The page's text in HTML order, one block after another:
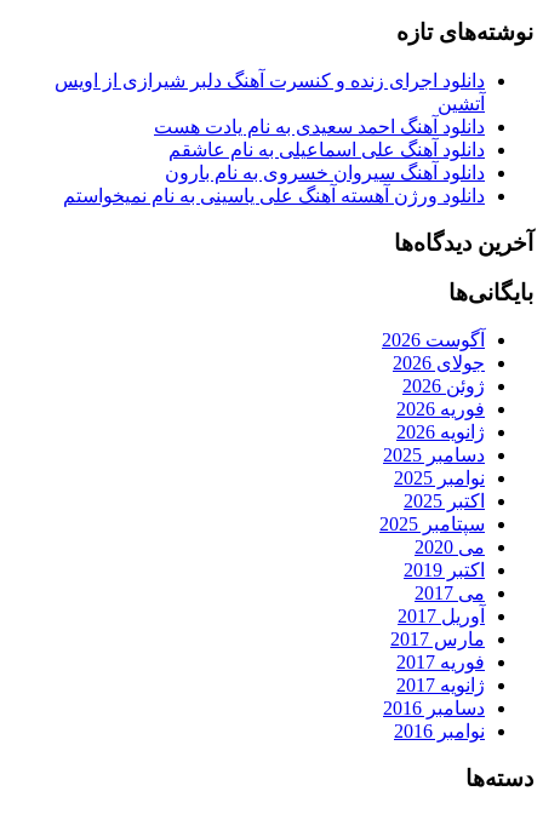
نوشته‌های تازه
دانلود اجرای زنده و کنسرت آهنگ دلبر شیرازی از اویس
آتشین
دانلود آهنگ احمد سعیدی به نام یادت هست
دانلود آهنگ علی اسماعیلی به نام عاشقم
دانلود آهنگ سیروان خسروی به نام بارون
دانلود ورژن آهسته آهنگ علی یاسینی به نام نمیخواستم
آخرین دیدگاه‌ها
بایگانی‌ها
آگوست 2026
جولای 2026
ژوئن 2026
فوریه 2026
ژانویه 2026
دسامبر 2025
نوامبر 2025
اکتبر 2025
سپتامبر 2025
می 2020
اکتبر 2019
می 2017
آوریل 2017
مارس 2017
فوریه 2017
ژانویه 2017
دسامبر 2016
نوامبر 2016
دسته‌ها